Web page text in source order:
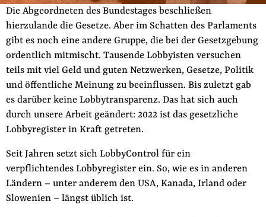
Fördermitglied werden
Jetzt Spenden
Geschenkspende
Bußgelder und Geldauflagen
Projektspende
Testamentsspende
Presse
Newsletter
Appelle unterzeichnen
Kontakt
Impressum
Die Abgeordneten des Bundestages beschließen
hierzulande die Gesetze. Aber im Schatten des Parlaments
gibt es noch eine andere Gruppe, die bei der Gesetzgebung
ordentlich mitmischt. Tausende Lobbyisten versuchen
teils mit viel Geld und guten Netzwerken, Gesetze, Politik
und öffentliche Meinung zu beeinflussen. Bis zuletzt gab
es darüber keine Lobbytransparenz. Das hat sich auch
durch unsere Arbeit geändert: 2022 ist das gesetzliche
Lobbyregister in Kraft getreten.
Seit Jahren setzt sich LobbyControl für ein
verpflichtendes Lobbyregister ein. So, wie es in anderen
Ländern – unter anderem den USA, Kanada, Irland oder
Slowenien – längst üblich ist.